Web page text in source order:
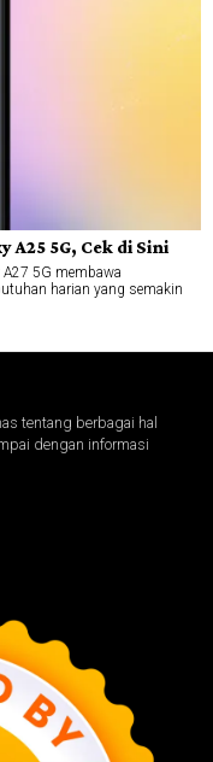
A25 5G, Cek di Sini
5G membawa
harian yang semakin
tentang berbagai hal
dengan informasi